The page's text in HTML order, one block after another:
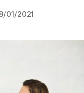
01/2021